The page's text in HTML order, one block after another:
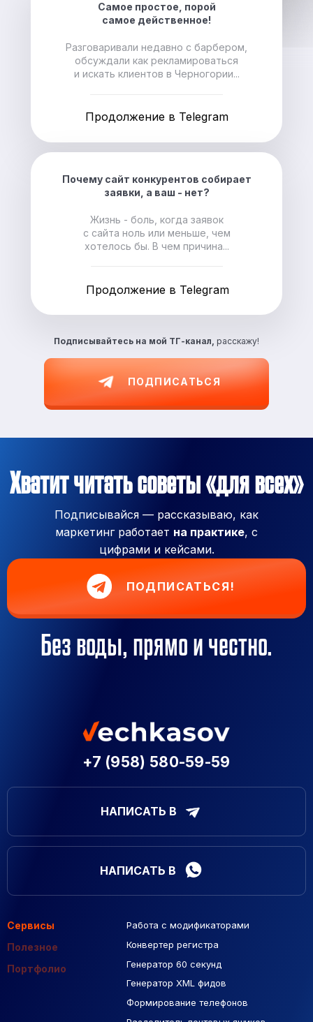
Подписывайтесь на мой ТГ-канал, расскажу!
ПОДПИСАТЬСЯ
Самое простое, порой
самое действенное!
Разговаривали недавно с барбером,
обсуждали как рекламироваться
и искать клиентов в Черногории...
Продолжение в Telegram
Почему сайт конкурентов собирает
заявки, а ваш - нет?
Жизнь - боль, когда заявок
с сайта ноль или меньше, чем
хотелось бы. В чем причина...
Продолжение в Telegram
Хватит читать советы «для всех»
Подписывайся — рассказываю, как
маркетинг работает на практике, с
цифрами и кейсами.
ПОДПИСАТЬСЯ!
Без воды, прямо и честно.
+7 (958) 580-59-59
НАПИСАТЬ В
НАПИСАТЬ В
Сервисы
Полезное
Портфолио
Работа с модификаторами
Конвертер регистра
Генератор 60 секунд
Генератор XML фидов
Формирование телефонов
Подборка сайтов
Макеты Figma
База Яндекс Карты
РСЯ площадки
Созданные сайты
Контекстная реклама